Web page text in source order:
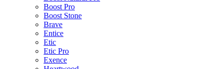
Boost Pro
Boost Stone
Brave
Entice
Etic
Etic Pro
Exence